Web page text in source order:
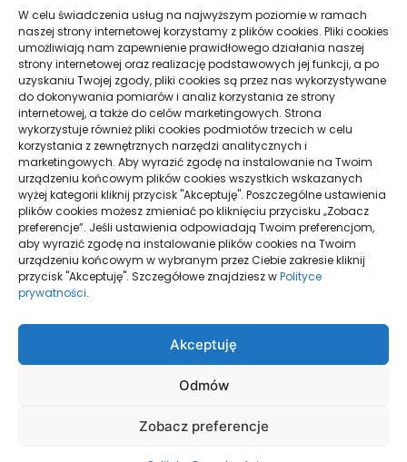
W celu świadczenia usług na najwyższym poziomie w ramach
naszej strony internetowej korzystamy z plików cookies. Pliki cookies
umożliwiają nam zapewnienie prawidłowego działania naszej
strony internetowej oraz realizację podstawowych jej funkcji, a po
uzyskaniu Twojej zgody, pliki cookies są przez nas wykorzystywane
do dokonywania pomiarów i analiz korzystania ze strony
internetowej, a także do celów marketingowych. Strona
wykorzystuje również pliki cookies podmiotów trzecich w celu
korzystania z zewnętrznych narzędzi analitycznych i
marketingowych. Aby wyrazić zgodę na instalowanie na Twoim
urządzeniu końcowym plików cookies wszystkich wskazanych
wyżej kategorii kliknij przycisk "Akceptuję". Poszczególne ustawienia
plików cookies możesz zmieniać po kliknięciu przycisku „Zobacz
preferencje”. Jeśli ustawienia odpowiadają Twoim preferencjom,
aby wyrazić zgodę na instalowanie plików cookies na Twoim
urządzeniu końcowym w wybranym przez Ciebie zakresie kliknij
przycisk "Akceptuję". Szczegółowe znajdziesz wPolityce
prywatności.
Akceptuję
Odmów
Zobacz preferencje
Taxi w praktyce: krótkie trasy, dalsze przejazdy
i spokojna organizacja podróży
Pielęgnacja podłogi po remoncie: jak wydłużyć
dobry efekt
Taxi Nowy Sącz–Znamirowice: plaża i przystań
Strony
Polityka Prywatności
Strona główna